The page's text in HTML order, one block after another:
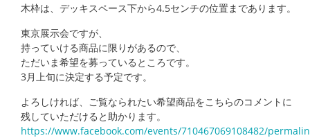
木枠は、デッキスペース下から4.5センチの位置まであります。
東京展示会ですが、
持っていける商品に限りがあるので、
ただいま希望を募っているところです。
3月上旬に決定する予定です。
よろしければ、ご覧なられたい希望商品をこちらのコメントに
残していただけると助かります。
https://www.facebook.com/events/710467069108482/